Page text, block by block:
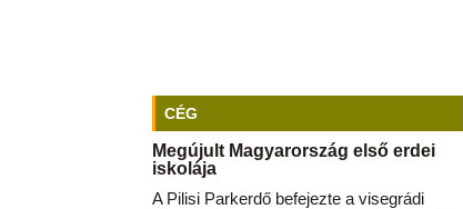
CÉG
Megújult Magyarország első erdei
iskolája
A Pilisi Parkerdő befejezte a visegrádi